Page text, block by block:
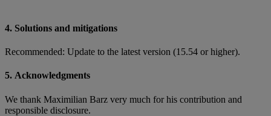
4. Solutions and mitigations
Recommended: Update to the latest version (15.54 or higher).
5. Acknowledgments
We thank Maximilian Barz very much for his contribution and
responsible disclosure.